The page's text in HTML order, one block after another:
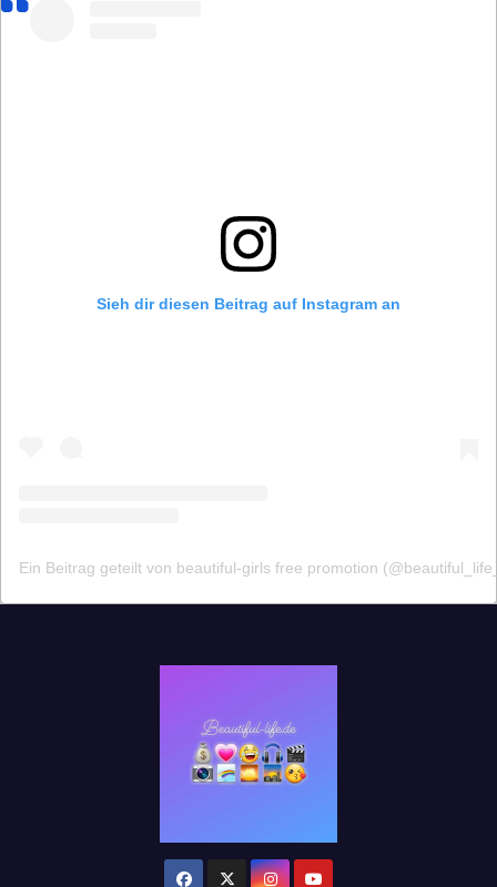
Sieh dir diesen Beitrag auf Instagram an
Ein Beitrag geteilt von beautiful-girls free promotion